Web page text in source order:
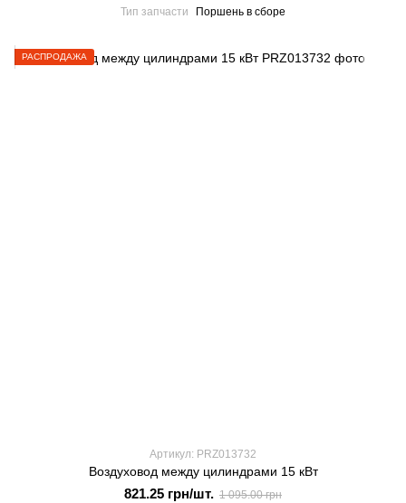
Тип запчасти Поршень в сборе
РАСПРОДАЖА
Артикул: PRZ013732
Воздуховод между цилиндрами 15 кВт
821.25 грн/шт. 1 095.00 грн